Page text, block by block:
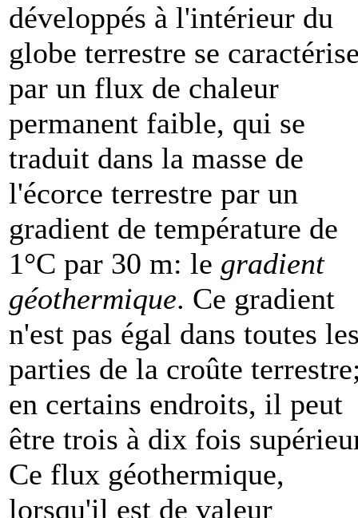
développés à l'intérieur du
globe terrestre se
par un flux de chaleur
permanent faible, qui se
traduit dans la masse de
l'écorce terrestre par un
gradient de température de
1°C par 30 m: le gradient
géothermique. Ce gradient
n'est pas égal dans toutes
parties de la croûte
en certains endroits, il peut
être trois à dix fois
Ce flux géothermique,
lorsqu'il est de valeur